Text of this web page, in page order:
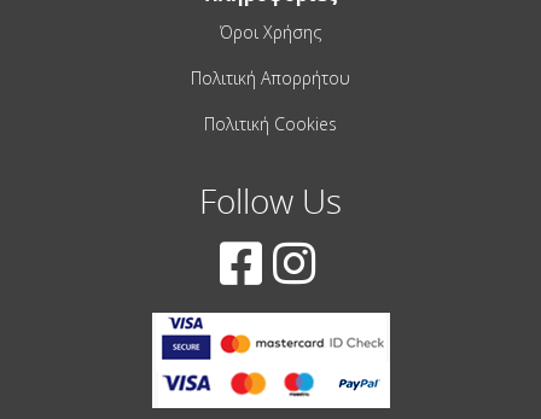
Όροι Χρήσης
Πολιτική Απορρήτου
Πολιτική Cookies
Follow Us